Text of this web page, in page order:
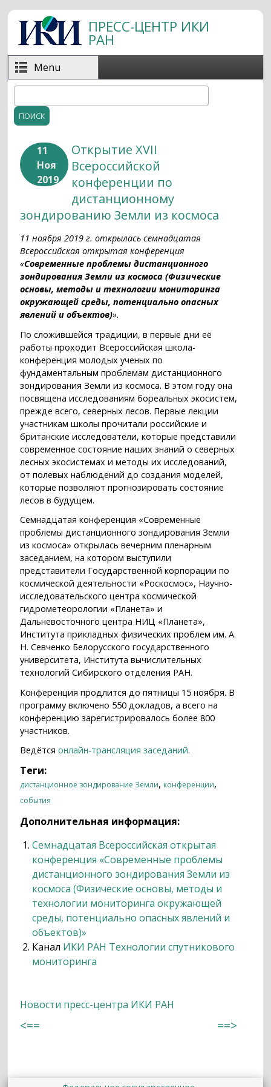
Перейти к основному содержанию
ПРЕСС-ЦЕНТР ИКИ
РАН
Menu
Форма поиска
11
Ноя
2019
Открытие XVII
Всероссийской
конференции по
дистанционному
зондированию Земли из космоса
11 ноября 2019 г. открылась семнадцатая
Всероссийская открытая конференция
«Современные проблемы дистанционного
зондирования Земли из космоса (Физические
основы, методы и технологии мониторинга
окружающей среды, потенциально опасных
явлений и объектов)».
По сложившейся традиции, в первые дни её
работы проходит Всероссийская школа-
конференция молодых ученых по
фундаментальным проблемам дистанционного
зондирования Земли из космоса. В этом году она
посвящена исследованиям бореальных экосистем,
прежде всего, северных лесов. Первые лекции
участникам школы прочитали российские и
британские исследователи, которые представили
современное состояние наших знаний о северных
лесных экосистемах и методы их исследований,
от полевых наблюдений до создания моделей,
которые позволяют прогнозировать состояние
лесов в будущем.
Семнадцатая конференция «Современные
проблемы дистанционного зондирования Земли
из космоса» открылась вечерним пленарным
заседанием, на котором выступили
представители Государственной корпорации по
космической деятельности «Роскосмос», Научно-
исследовательского центра космической
гидрометеорологии «Планета» и
Дальневосточного центра НИЦ «Планета»,
Института прикладных физических проблем им. А.
Н. Севченко Белорусского государственного
университета, Института вычислительных
технологий Сибирского отделения РАН.
Конференция продлится до пятницы 15 ноября. В
программу включено 550 докладов, а всего на
конференцию зарегистрировалось более 800
участников.
Ведётсяонлайн-трансляция заседаний.
Теги:
дистанционное зондирование Земли, конференции,
события
Дополнительная информация:
Семнадцатая Всероссийская открытая
конференция «Современные проблемы
дистанционного зондирования Земли из
космоса (Физические основы, методы и
технологии мониторинга окружающей
среды, потенциально опасных явлений и
объектов)»
Канал ИКИ РАН Технологии спутникового
мониторинга
Новости пресс-центра ИКИ РАН
<== ==>